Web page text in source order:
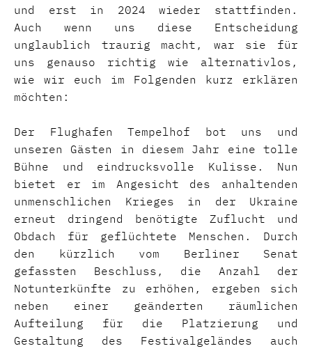
und erst in 2024 wieder stattfinden.
Auch wenn uns diese Entscheidung
unglaublich traurig macht, war sie für
uns genauso richtig wie alternativlos,
wie wir euch im Folgenden kurz erklären
möchten:
Der Flughafen Tempelhof bot uns und
unseren Gästen in diesem Jahr eine tolle
Bühne und eindrucksvolle Kulisse. Nun
bietet er im Angesicht des anhaltenden
unmenschlichen Krieges in der Ukraine
erneut dringend benötigte Zuflucht und
Obdach für geflüchtete Menschen. Durch
den kürzlich vom Berliner Senat
gefassten Beschluss, die Anzahl der
Notunterkünfte zu erhöhen, ergeben sich
neben einer geänderten räumlichen
Aufteilung für die Platzierung und
Gestaltung des Festivalgeländes auch